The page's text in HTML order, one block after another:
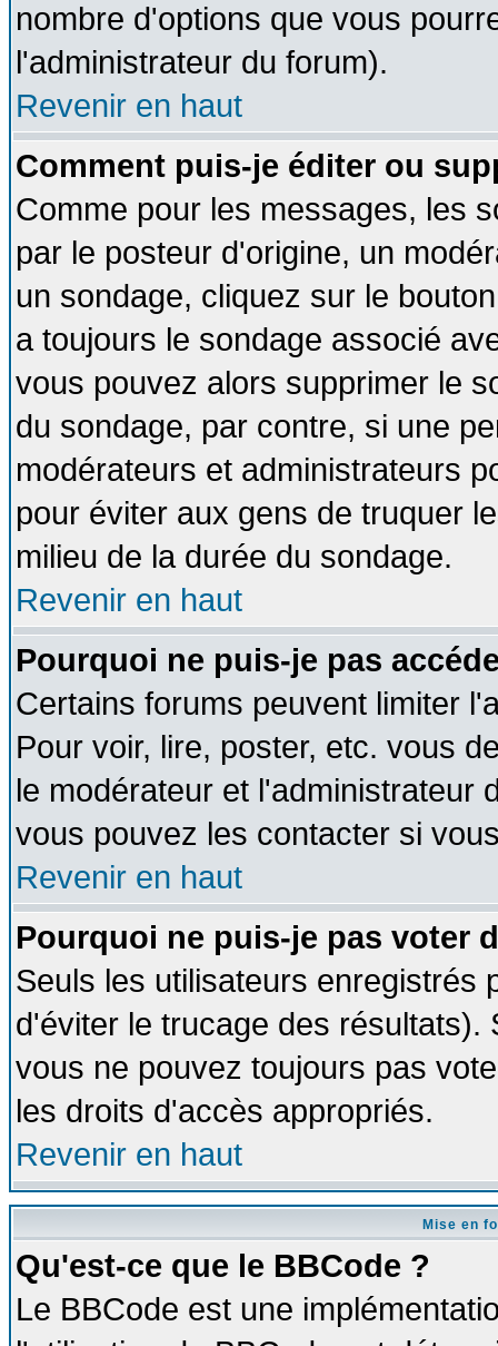
nombre d'options que vous
l'administrateur du forum).
Revenir en haut
Comment puis-je éditer ou
Comme pour les messages, les
par le posteur d'origine, un
un sondage, cliquez sur le
a toujours le sondage associé
vous pouvez alors supprimer le
du sondage, par contre, si une
modérateurs et administrateurs
pour éviter aux gens de truquer
milieu de la durée du sondage.
Revenir en haut
Pourquoi ne puis-je pas
Certains forums peuvent limiter
Pour voir, lire, poster, etc. vous
le modérateur et l'administrateur
vous pouvez les contacter si
Revenir en haut
Pourquoi ne puis-je pas voter
Seuls les utilisateurs enregistrés
d'éviter le trucage des
vous ne pouvez toujours pas
les droits d'accès appropriés.
Revenir en haut
Mise en
Qu'est-ce que le BBCode ?
Le BBCode est une